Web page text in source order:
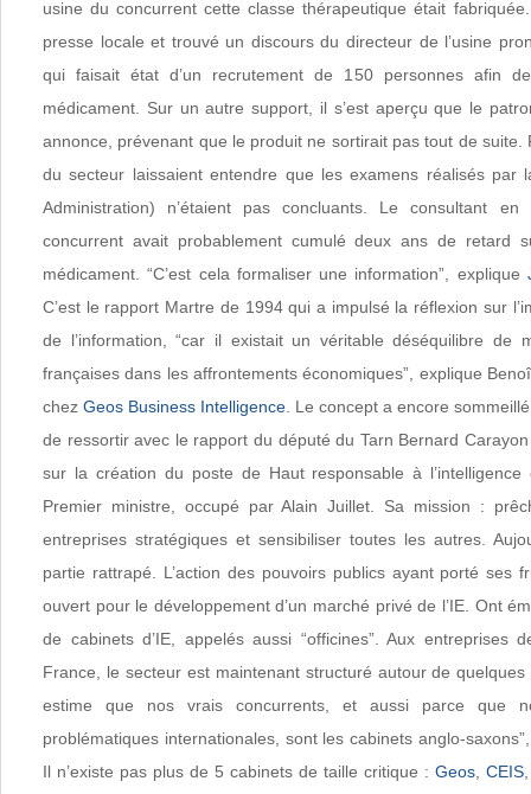
usine du concurrent cette classe thérapeutique était
presse locale et trouvé un discours du directeur de l’usine
qui faisait état d’un recrutement de 150 personnes afin
médicament. Sur un autre support, il s’est aperçu que le
annonce, prévenant que le produit ne sortirait pas tout de suite.
du secteur laissaient entendre que les examens réalisés par
Administration) n’étaient pas concluants. Le consultant
concurrent avait probablement cumulé deux ans de retard
médicament. “C’est cela formaliser une information”, explique
C’est le rapport Martre de 1994 qui a impulsé la réflexion sur
de l’information, “car il existait un véritable déséquilibre de
françaises dans les affrontements économiques”, explique
chez Geos Business Intelligence . Le concept a encore
de ressortir avec le rapport du député du Tarn Bernard
sur la création du poste de Haut responsable à l’intelligence
Premier ministre, occupé par Alain Juillet. Sa mission :
entreprises stratégiques et sensibiliser toutes les autres.
partie rattrapé. L’action des pouvoirs publics ayant porté ses
ouvert pour le développement d’un marché privé de l’IE. Ont
de cabinets d’IE, appelés aussi “officines”. Aux entreprises
France, le secteur est maintenant structuré autour de quelques
estime que nos vrais concurrents, et aussi parce que
problématiques internationales, sont les cabinets anglo-
Il n’existe pas plus de 5 cabinets de taille critique : Geos CEIS